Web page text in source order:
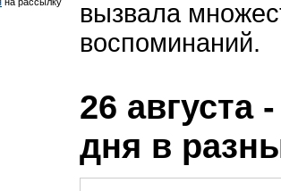
вызвала
воспоминаний.
26 августа
дня в